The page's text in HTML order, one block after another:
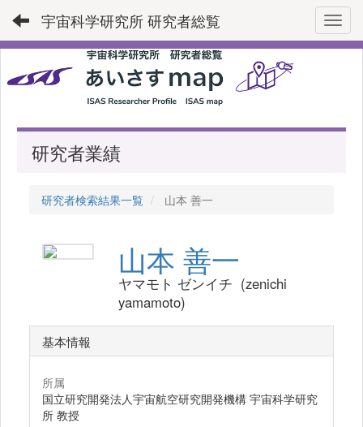
宇宙科学研究所 研究者総覧
研究者業績
研究者検索結果一覧 山本 善一
山本 善一
ヤマモト ゼンイチ (zenichi
yamamoto)
基本情報
所属
国立研究開発法人宇宙航空研究開発機構 宇宙科学研究
所 教授